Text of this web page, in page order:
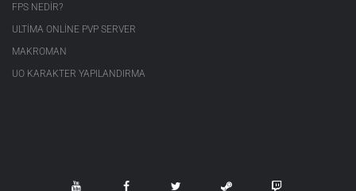
FPS NEDIR?
ULTIMA ONLINE PVP SERVER
MAKROMAN
UO KARAKTER YAPILANDIRMA